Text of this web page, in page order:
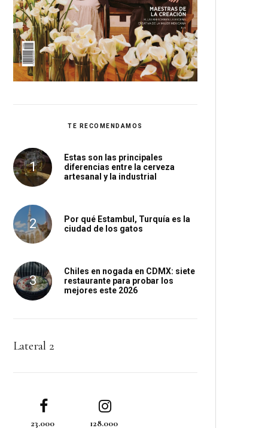
TE RECOMENDAMOS
Estas son las principales
diferencias entre la cerveza
artesanal y la industrial
Por qué Estambul, Turquía es la
ciudad de los gatos
Chiles en nogada en CDMX: siete
restaurante para probar los
mejores este 2026
Lateral 2
23.000 128.000